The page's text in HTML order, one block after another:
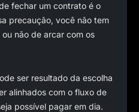
fechar um contrato é o
precaução, você não tem
não de arcar com os
ser resultado da escolha
alinhados com o fluxo de
possível pagar em dia.